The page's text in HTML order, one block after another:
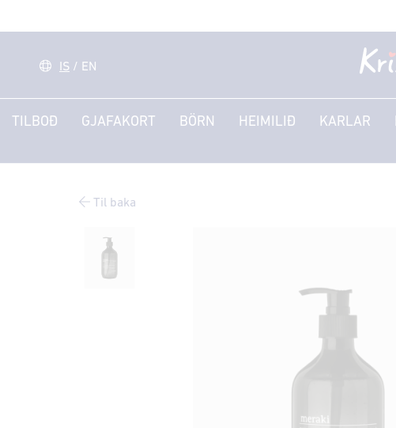
IS / EN
TILBOÐ GJAFAKORT BÖRN HEIMILIÐ KARLAR
Til baka